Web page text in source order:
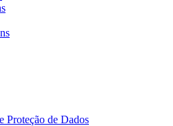
Proteção de Dados